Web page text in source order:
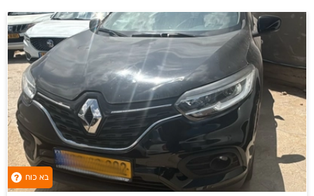
בא כוח ?